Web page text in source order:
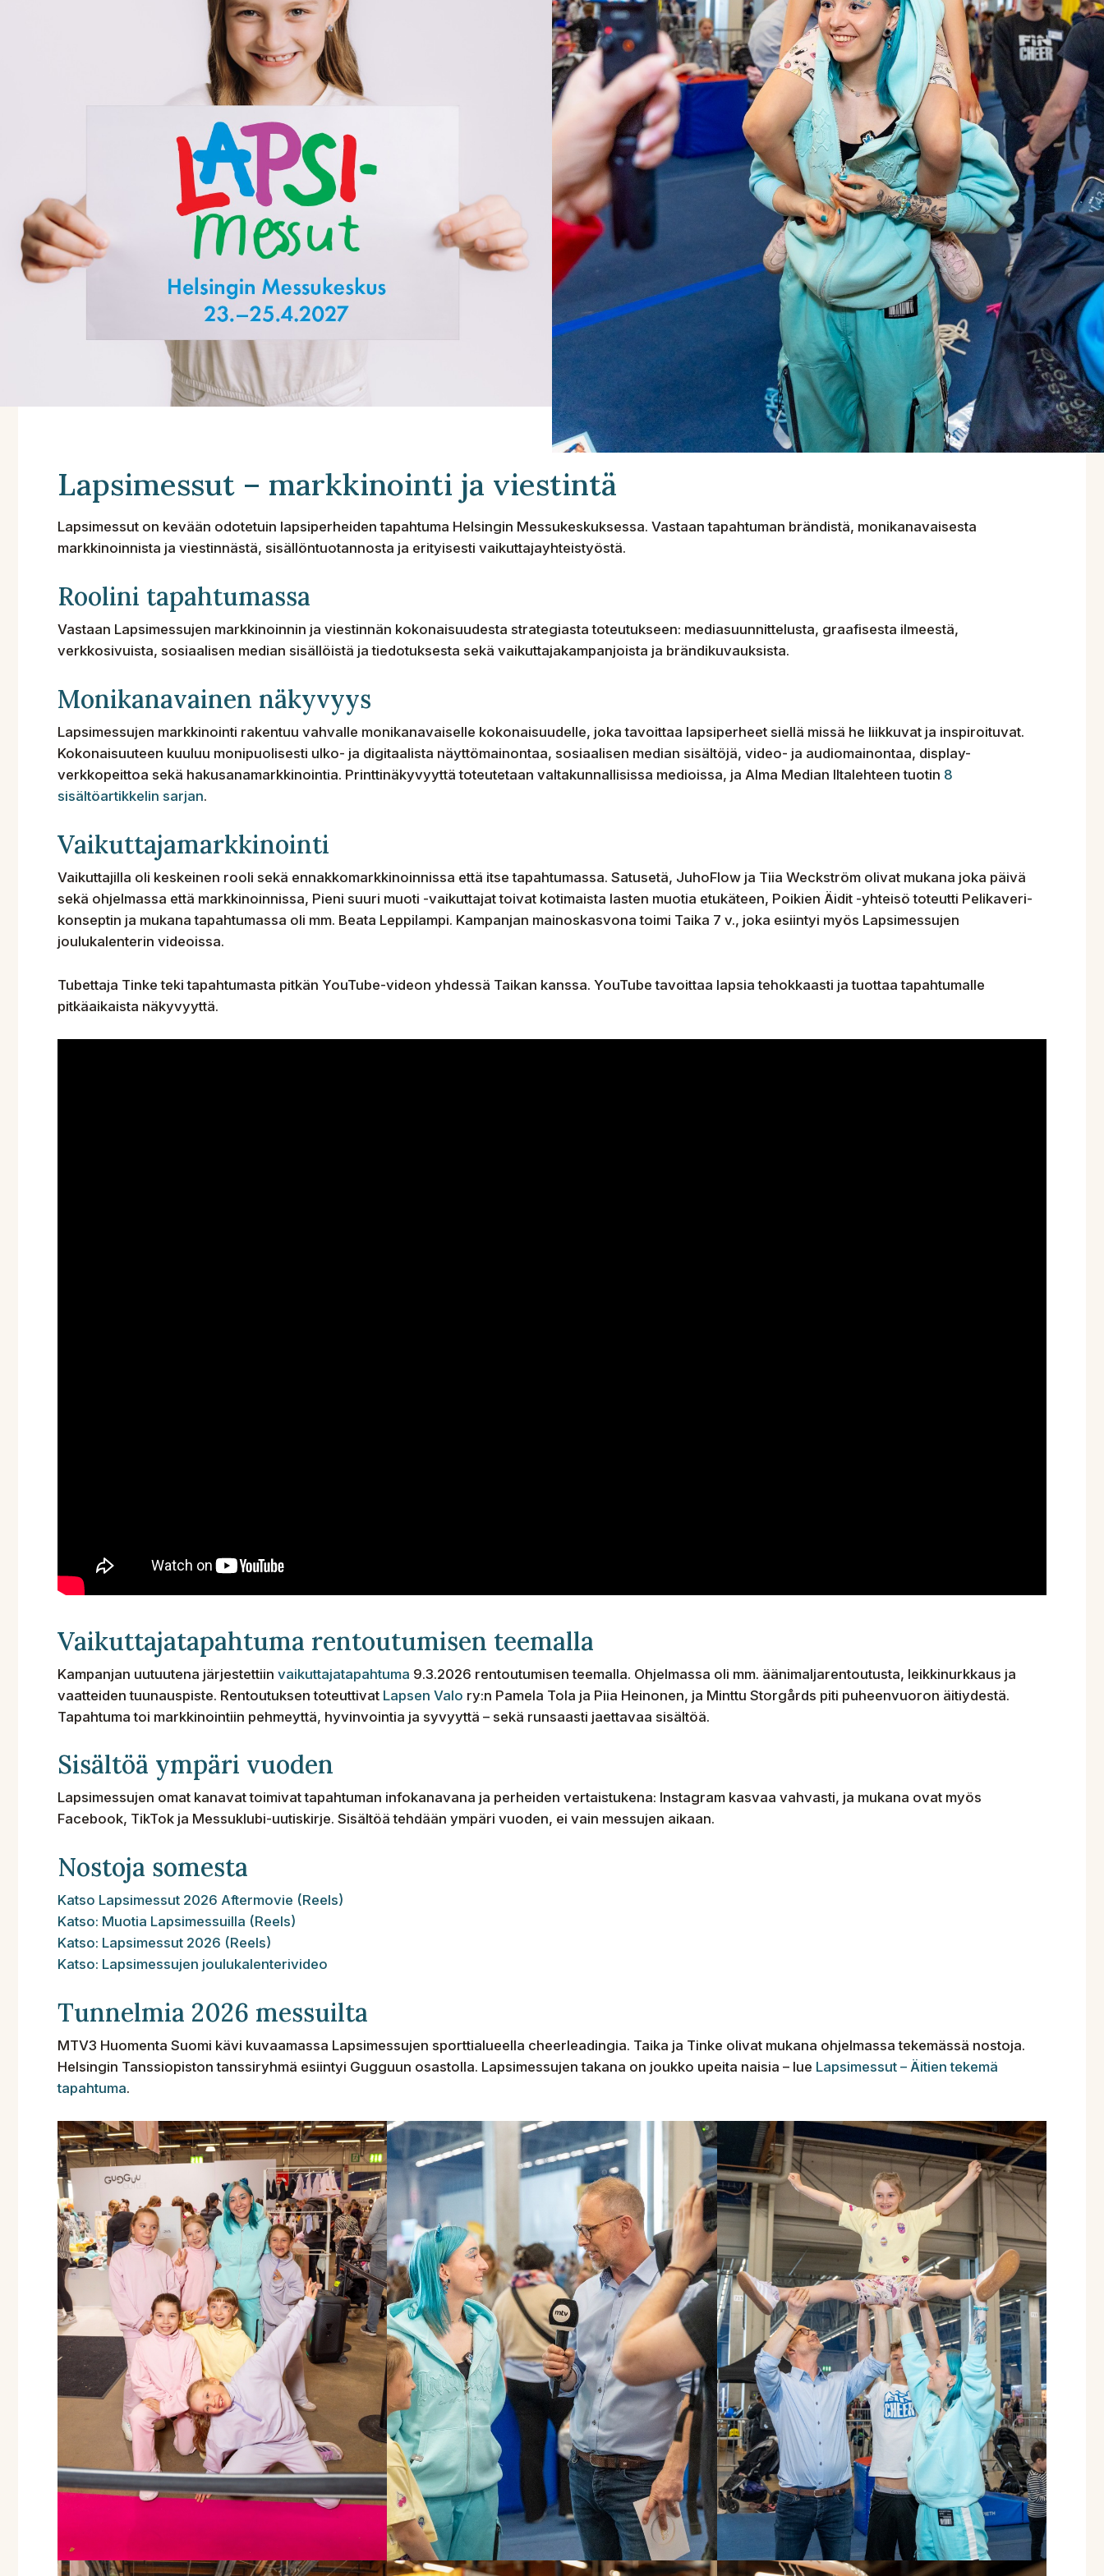
Lapsimessut – markkinointi ja viestintä
Lapsimessut on kevään odotetuin lapsiperheiden tapahtuma Helsingin Messukeskuksessa. Vastaan tapahtuman brändistä, monikanavaisesta
markkinoinnista ja viestinnästä, sisällöntuotannosta ja erityisesti vaikuttajayhteistyöstä.
Roolini tapahtumassa
Vastaan Lapsimessujen markkinoinnin ja viestinnän kokonaisuudesta strategiasta toteutukseen: mediasuunnittelusta, graafisesta ilmeestä,
verkkosivuista, sosiaalisen median sisällöistä ja tiedotuksesta sekä vaikuttajakampanjoista ja brändikuvauksista.
Monikanavainen näkyvyys
Lapsimessujen markkinointi rakentuu vahvalle monikanavaiselle kokonaisuudelle, joka tavoittaa lapsiperheet siellä missä he liikkuvat ja inspiroituvat.
Kokonaisuuteen kuuluu monipuolisesti ulko- ja digitaalista näyttömainontaa, sosiaalisen median sisältöjä, video- ja audiomainontaa, display-
verkkopeittoa sekä hakusanamarkkinointia. Printtinäkyvyyttä toteutetaan valtakunnallisissa medioissa, ja Alma Median Iltalehteen tuotin 8
sisältöartikkelin sarjan.
Vaikuttajamarkkinointi
Vaikuttajilla oli keskeinen rooli sekä ennakkomarkkinoinnissa että itse tapahtumassa. Satusetä, JuhoFlow ja Tiia Weckström olivat mukana joka päivä
sekä ohjelmassa että markkinoinnissa, Pieni suuri muoti -vaikuttajat toivat kotimaista lasten muotia etukäteen, Poikien Äidit -yhteisö toteutti Pelikaveri-
konseptin ja mukana tapahtumassa oli mm. Beata Leppilampi. Kampanjan mainoskasvona toimi Taika 7 v., joka esiintyi myös Lapsimessujen
joulukalenterin videoissa.
Tubettaja Tinke teki tapahtumasta pitkän YouTube-videon yhdessä Taikan kanssa. YouTube tavoittaa lapsia tehokkaasti ja tuottaa tapahtumalle
pitkäaikaista näkyvyyttä.
Vaikuttajatapahtuma rentoutumisen teemalla
Kampanjan uutuutena järjestettiin vaikuttajatapahtuma 9.3.2026 rentoutumisen teemalla. Ohjelmassa oli mm. äänimaljarentoutusta, leikkinurkkaus ja
vaatteiden tuunauspiste. Rentoutuksen toteuttivat Lapsen Valo ry:n Pamela Tola ja Piia Heinonen, ja Minttu Storgårds piti puheenvuoron äitiydestä.
Tapahtuma toi markkinointiin pehmeyttä, hyvinvointia ja syvyyttä – sekä runsaasti jaettavaa sisältöä.
Sisältöä ympäri vuoden
Lapsimessujen omat kanavat toimivat tapahtuman infokanavana ja perheiden vertaistukena: Instagram kasvaa vahvasti, ja mukana ovat myös
Facebook, TikTok ja Messuklubi-uutiskirje. Sisältöä tehdään ympäri vuoden, ei vain messujen aikaan.
Nostoja somesta
Katso Lapsimessut 2026 Aftermovie (Reels)
Katso: Muotia Lapsimessuilla (Reels)
Katso: Lapsimessut 2026 (Reels)
Katso: Lapsimessujen joulukalenterivideo
Tunnelmia 2026 messuilta
MTV3 Huomenta Suomi kävi kuvaamassa Lapsimessujen sporttialueella cheerleadingia. Taika ja Tinke olivat mukana ohjelmassa tekemässä nostoja.
Helsingin Tanssiopiston tanssiryhmä esiintyi Gugguun osastolla. Lapsimessujen takana on joukko upeita naisia – lue Lapsimessut – Äitien tekemä
tapahtuma.